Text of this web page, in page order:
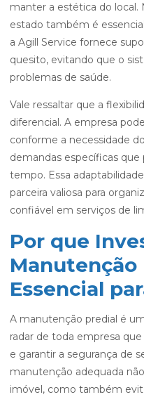
manter a estética do
estado também é
a Agill Service fornece
quesito, evitando que o
problemas de saúde.
Vale ressaltar que a
diferencial. A empresa
conforme a necessidade
demandas específicas
tempo. Essa
parceira valiosa para
confiável em serviços de
Por que
Manutenção
Essencial
A manutenção predial é
radar de toda empresa
e garantir a segurança de
manutenção adequada
imóvel, como também